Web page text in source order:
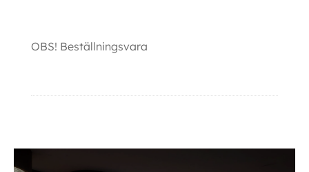
OBS! Beställningsvara